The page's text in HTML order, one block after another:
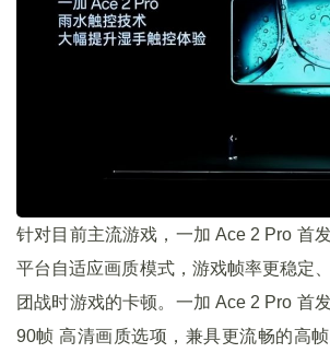
针对目前主流游戏，一加 Ace 2 Pro 首
平台自适应画质模式，游戏帧率更稳定
团战时游戏的卡顿。一加 Ace 2 Pro 首
90帧 高清画质选项，兼具更流畅的高帧